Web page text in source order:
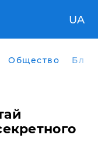
UA
Общество